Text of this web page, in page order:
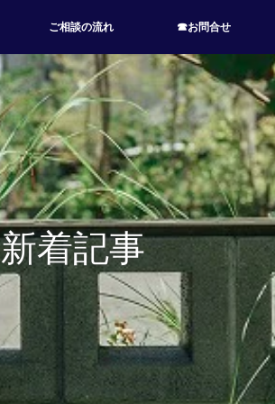
ご相談の流れ ☎お問合せ
新着記事